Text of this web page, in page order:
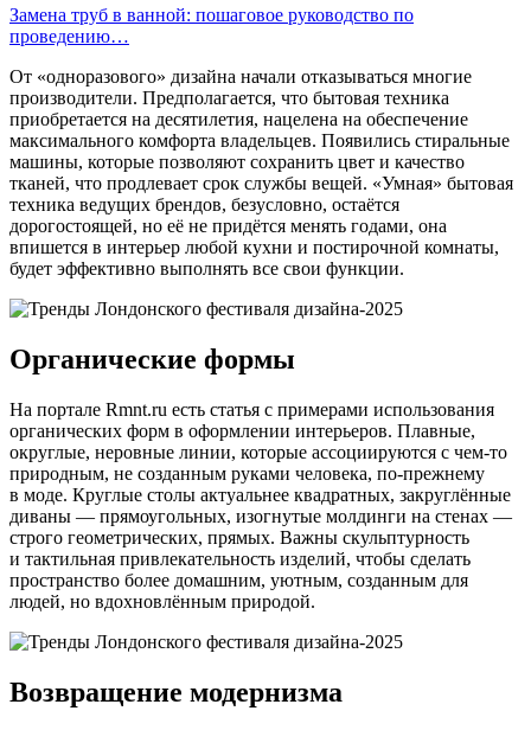
Замена труб в ванной: пошаговое руководство по
проведению…
От «одноразового» дизайна начали отказываться многие
производители. Предполагается, что бытовая техника
приобретается на десятилетия, нацелена на обеспечение
максимального комфорта владельцев. Появились стиральные
машины, которые позволяют сохранить цвет и качество
тканей, что продлевает срок службы вещей. «Умная» бытовая
техника ведущих брендов, безусловно, остаётся
дорогостоящей, но её не придётся менять годами, она
впишется в интерьер любой кухни и постирочной комнаты,
будет эффективно выполнять все свои функции.
Органические формы
На портале Rmnt.ru есть статья с примерами использования
органических форм в оформлении интерьеров. Плавные,
округлые, неровные линии, которые ассоциируются с чем-то
природным, не созданным руками человека, по-прежнему
в моде. Круглые столы актуальнее квадратных, закруглённые
диваны — прямоугольных, изогнутые молдинги на стенах —
строго геометрических, прямых. Важны скульптурность
и тактильная привлекательность изделий, чтобы сделать
пространство более домашним, уютным, созданным для
людей, но вдохновлённым природой.
Возвращение модернизма